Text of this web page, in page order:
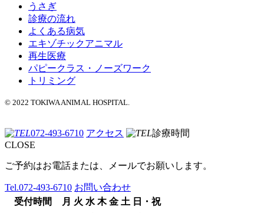
うさぎ
診療の流れ
よくある病気
エキゾチックアニマル
再生医療
パピークラス・ノーズワーク
トリミング
© 2022 TOKIWA ANIMAL HOSPITAL.
072-493-6710 アクセス
診療時間
CLOSE
ご予約はお電話または、メールでお願いします。
Tel.072-493-6710 お問い合わせ
受付時間
月 火 水 木 金 土 日・祝